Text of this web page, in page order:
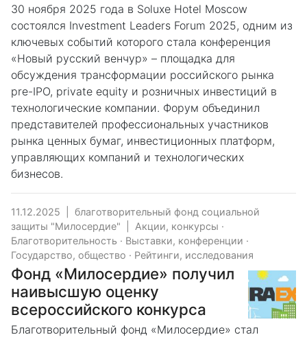
30 ноября 2025 года в Soluxe Hotel Moscow
состоялся Investment Leaders Forum 2025, одним из
ключевых событий которого стала конференция
«Новый русский венчур» – площадка для
обсуждения трансформации российского рынка
pre-IPO, private equity и розничных инвестиций в
технологические компании. Форум объединил
представителей профессиональных участников
рынка ценных бумаг, инвестиционных платформ,
управляющих компаний и технологических
бизнесов.
11.12.2025
благотворительный фонд социальной
защиты "Милосердие"
Акции, конкурсы ·
Благотворительность · Выставки, конференции ·
Государство, общество · Рейтинги, исследования
Фонд «Милосердие» получил
наивысшую оценку
всероссийского конкурса
Благотворительный фонд «Милосердие» стал